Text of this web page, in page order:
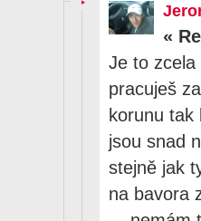
«
Je to zcela
pracuješ
korunu
jsou snad
stejně jak
na bavora